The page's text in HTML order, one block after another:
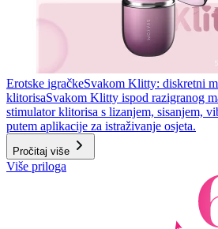
Erotske igračkeSvakom Klitty: diskretni
klitorisaSvakom Klitty ispod razigranog
stimulator klitorisa s lizanjem, sisanjem,
putem aplikacije za istraživanje osjeta.
Pročitaj više
Više priloga